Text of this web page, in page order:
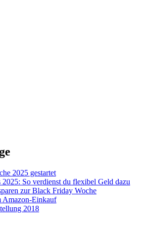
2025 gestartet
2025: So verdienst du flexibel Geld dazu
zur Black Friday Woche
Amazon-Einkauf
2018